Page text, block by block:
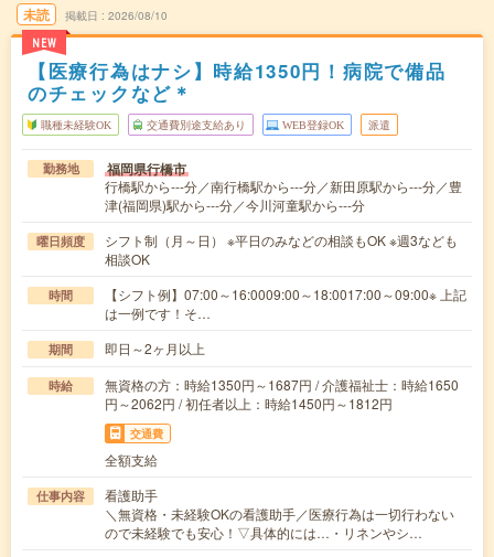
未読
NEW
掲載日 2026/08/10
【医療行為はナシ】時給1350円！病院で備品
のチェックなど＊
職種未経験OK 交通費別途支給あり WEB登録OK 派遣
勤務地 福岡県行橋市
行橋駅から---分／南行橋駅から---分／新田原駅から---分／豊
津(福岡県)駅から---分／今川河童駅から---分
曜日頻度
シフト制（月～日） ※平日のみなどの相談もOK ※週3なども
相談OK
時間
【シフト例】07:00～16:0009:00～18:0017:00～09:00※ 上記
は一例です！そ…
期間 即日～2ヶ月以上
時給
無資格の方：時給1350円～1687円 / 介護福祉士：時給1650
円～2062円 / 初任者以上：時給1450円～1812円
交通費
全額支給
仕事内容
看護助手
＼無資格・未経験OKの看護助手／医療行為は一切行わない
ので未経験でも安心！▽具体的には…・リネンやシ…